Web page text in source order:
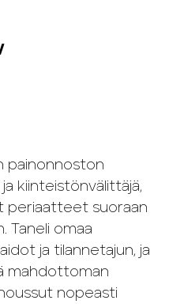
painonnoston
kiinteistönvälittäjä,
periaatteet suoraan
Taneli omaa
ja tilannetajun, ja
mahdottoman
nopeasti